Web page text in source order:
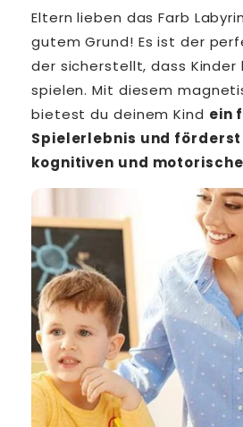
Eltern lieben das Farb
gutem Grund! Es ist der
der sicherstellt, dass Kinder
spielen. Mit diesem
bietest du deinem Kind ein
Spielerlebnis und
kognitiven und